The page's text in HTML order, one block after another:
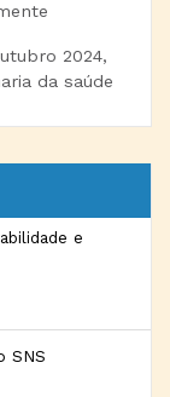
2024,
da saúde
e
SNS